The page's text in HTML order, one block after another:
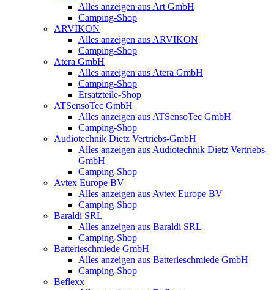
Alles anzeigen aus Art GmbH
Camping-Shop
ARVIKON
Alles anzeigen aus ARVIKON
Camping-Shop
Atera GmbH
Alles anzeigen aus Atera GmbH
Camping-Shop
Ersatzteile-Shop
ATSensoTec GmbH
Alles anzeigen aus ATSensoTec GmbH
Camping-Shop
Audiotechnik Dietz Vertriebs-GmbH
Alles anzeigen aus Audiotechnik Dietz Vertriebs-
GmbH
Camping-Shop
Avtex Europe BV
Alles anzeigen aus Avtex Europe BV
Camping-Shop
Baraldi SRL
Alles anzeigen aus Baraldi SRL
Camping-Shop
Batterieschmiede GmbH
Alles anzeigen aus Batterieschmiede GmbH
Camping-Shop
Beflexx